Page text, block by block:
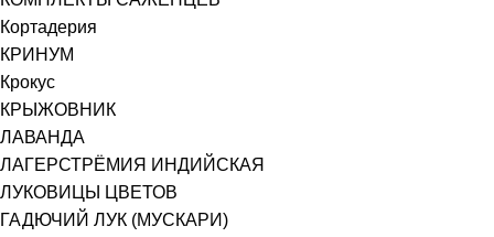
Кортадерия
КРИНУМ
Крокус
КРЫЖОВНИК
ЛАВАНДА
ЛАГЕРСТРЁМИЯ ИНДИЙСКАЯ
ЛУКОВИЦЫ ЦВЕТОВ
ГАДЮЧИЙ ЛУК (МУСКАРИ)